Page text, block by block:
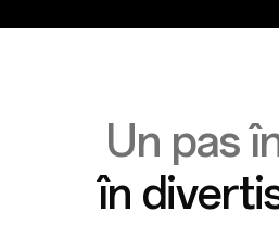
Un pas
în